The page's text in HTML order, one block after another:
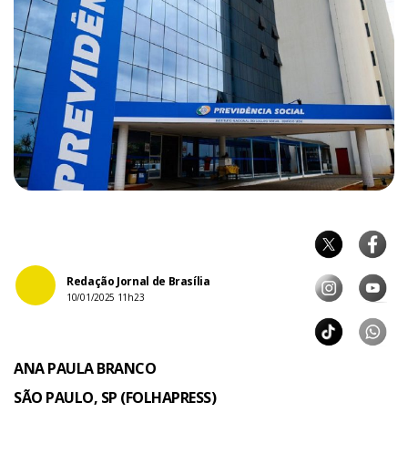
Redação Jornal de Brasília
10/01/2025 11h23
ANA PAULA BRANCO
SÃO PAULO, SP (FOLHAPRESS)